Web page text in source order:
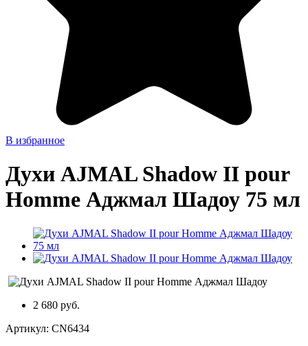
В избранное
Духи AJMAL Shadow II pour
Homme Аджмал Шадоу 75 мл
2 680 руб.
Артикул: CN6434